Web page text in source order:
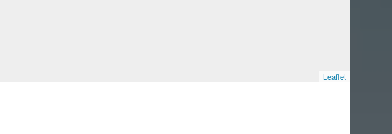
Leaflet